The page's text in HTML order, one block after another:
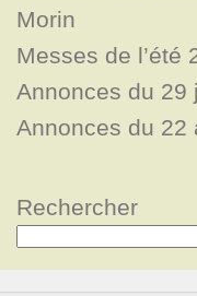
Morin
Messes de l’été
Annonces du 29
Annonces du 22
Rechercher